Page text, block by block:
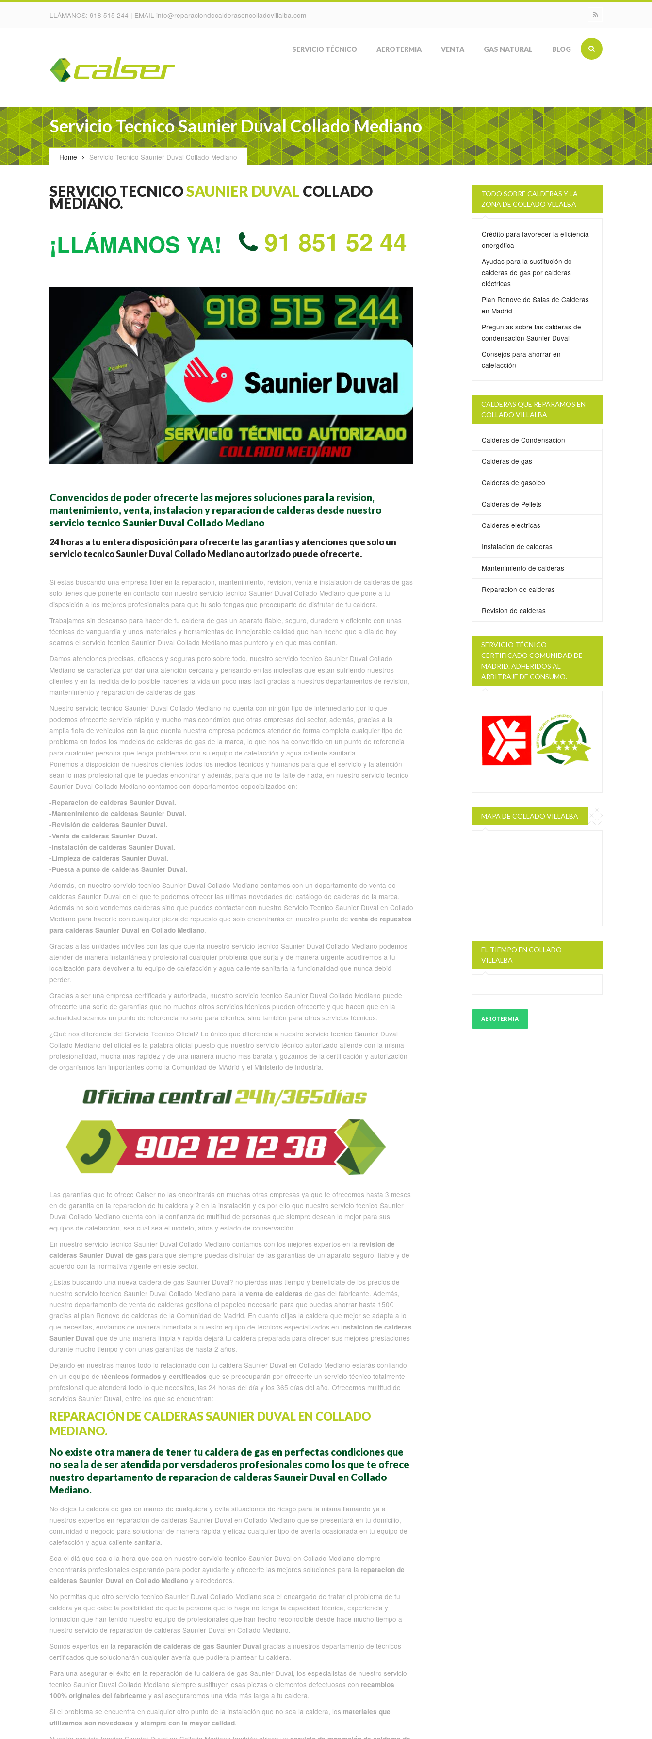
LLÁMANOS: 918 515 244 | EMAIL info@reparaciondecalderasencolladovillalba.com
SERVICIO TÉCNICO AEROTERMIA VENTA GAS NATURAL BLOG
Servicio Tecnico Saunier Duval Collado Mediano
Home Servicio Tecnico Saunier Duval Collado Mediano
SERVICIO TECNICOSAUNIER DUVAL COLLADO
MEDIANO.
¡LLÁMANOS YA! 91 851 52 44
Convencidos de poder ofrecerte las mejores soluciones para la revision,
mantenimiento, venta, instalacion y reparacion de calderas desde nuestro
servicio tecnico Saunier Duval Collado Mediano
24 horas a tu entera disposición para ofrecerte las garantias y atenciones que solo un
servicio tecnico Saunier Duval Collado Mediano autorizado puede ofrecerte.
Si estas buscando una empresa lider en la reparacion, mantenimiento, revision, venta e instalacion de calderas de gas
solo tienes que ponerte en contacto con nuestro servicio tecnico Saunier Duval Collado Mediano que pone a tu
disposición a los mejores profesionales para que tu solo tengas que preocuparte de disfrutar de tu caldera.
Trabajamos sin descanso para hacer de tu caldera de gas un aparato fiable, seguro, duradero y eficiente con unas
técnicas de vanguardia y unos materiales y herramientas de inmejorable calidad que han hecho que a día de hoy
seamos el servicio tecnico Saunier Duval Collado Mediano mas puntero y en que mas confian.
Damos atenciones precisas, eficaces y seguras pero sobre todo, nuestro servicio tecnico Saunier Duval Collado
Mediano se caracteriza por dar una atención cercana y pensando en las molestias que estan sufriendo nuestros
clientes y en la medida de lo posible hacerles la vida un poco mas facil gracias a nuestros departamentos de revision,
mantenimiento y reparacion de calderas de gas.
Nuestro servicio tecnico Saunier Duval Collado Mediano no cuenta con ningún tipo de intermediario por lo que
podemos ofrecerte servicio rápido y mucho mas económico que otras empresas del sector, además, gracias a la
amplia flota de vehiculos con la que cuenta nuestra empresa podemos atender de forma completa cualquier tipo de
problema en todos los modelos de calderas de gas de la marca, lo que nos ha convertido en un punto de referencia
para cualquier persona que tenga problemas con su equipo de calefacción y agua caliente sanitaria.
Ponemos a disposición de nuestros clientes todos los medios técnicos y humanos para que el servicio y la atención
sean lo mas profesional que te puedas encontrar y además, para que no te falte de nada, en nuestro servicio tecnico
Saunier Duval Collado Mediano contamos con departamentos especializados en:
-Reparacion de calderas Saunier Duval.
-Mantenimiento de calderas Saunier Duval.
-Revisión de calderas Saunier Duval.
-Venta de calderas Saunier Duval.
-Instalación de calderas Saunier Duval.
-Limpieza de calderas Saunier Duval.
-Puesta a punto de calderas Saunier Duval.
Además, en nuestro servicio tecnico Saunier Duval Collado Mediano contamos con un departamente de venta de
calderas Saunier Duval en el que te podemos ofrecer las últimas novedades del catálogo de calderas de la marca.
Además no solo vendemos calderas sino que puedes contactar con nuestro Servicio Tecnico Saunier Duval en Collado
Mediano para hacerte con cualquier pieza de repuesto que solo encontrarás en nuestro punto de venta de repuestos
para calderas Saunier Duval en Collado Mediano.
Gracias a las unidades móviles con las que cuenta nuestro servicio tecnico Saunier Duval Collado Mediano podemos
atender de manera instantánea y profesional cualquier problema que surja y de manera urgente acudiremos a tu
localización para devolver a tu equipo de calefacción y agua caliente sanitaria la funcionalidad que nunca debió
perder.
Gracias a ser una empresa certificada y autorizada, nuestro servicio tecnico Saunier Duval Collado Mediano puede
ofrecerte una serie de garantias que no muchos otros servicios técnicos pueden ofrecerte y que hacen que en la
actualidad seamos un punto de referencia no solo para clientes, sino también para otros servicios técnicos.
¿Qué nos diferencia del Servicio Tecnico Oficial? Lo único que diferencia a nuestro servicio tecnico Saunier Duval
Collado Mediano del oficial es la palabra oficial puesto que nuestro servicio técnico autorizado atiende con la misma
profesionalidad, mucha mas rapidez y de una manera mucho mas barata y gozamos de la certificación y autorización
de organismos tan importantes como la Comunidad de MAdrid y el Ministerio de Industria.
Las garantias que te ofrece Calser no las encontrarás en muchas otras empresas ya que te ofrecemos hasta 3 meses
en de garantia en la reparacion de tu caldera y 2 en la instalación y es por ello que nuestro servicio tecnico Saunier
Duval Collado Mediano cuenta con la confianza de multitud de personas que siempre desean lo mejor para sus
equipos de calefacción, sea cual sea el modelo, años y estado de conservación.
En nuestro servicio tecnico Saunier Duval Collado Mediano contamos con los mejores expertos en la revision de
calderas Saunier Duval de gas para que siempre puedas disfrutar de las garantias de un aparato seguro, fiable y de
acuerdo con la normativa vigente en este sector.
¿Estás buscando una nueva caldera de gas Saunier Duval? no pierdas mas tiempo y beneficiate de los precios de
nuestro servicio tecnico Saunier Duval Collado Mediano para la venta de calderas de gas del fabricante. Además,
nuestro departamento de venta de calderas gestiona el papeleo necesario para que puedas ahorrar hasta 150€
gracias al plan Renove de calderas de la Comunidad de Madrid. En cuanto elijas la caldera que mejor se adapta a lo
que necesitas, enviamos de manera inmediata a nuestro equipo de técnicos especializados en instalcion de calderas
Saunier Duval que de una manera limpia y rapida dejará tu caldera preparada para ofrecer sus mejores prestaciones
durante mucho tiempo y con unas garantias de hasta 2 años.
Dejando en nuestras manos todo lo relacionado con tu caldera Saunier Duval en Collado Mediano estarás confiando
en un equipo de técnicos formados y certificados que se preocuparán por ofrecerte un servicio técnico totalmente
profesional que atenderá todo lo que necesites, las 24 horas del día y los 365 días del año. Ofrecemos multitud de
servicios Saunier Duval, entre los que se encuentran:
REPARACIÓN DE CALDERAS SAUNIER DUVAL EN COLLADO
MEDIANO.
No existe otra manera de tener tu caldera de gas en perfectas condiciones que
no sea la de ser atendida por versdaderos profesionales como los que te ofrece
nuestro departamento de reparacion de calderas Sauneir Duval en Collado
Mediano.
No dejes tu caldera de gas en manos de cualquiera y evita situaciones de riesgo para la misma llamando ya a
nuestros expertos en reparacion de calderas Saunier Duval en Collado Mediano que se presentará en tu domicilio,
comunidad o negocio para solucionar de manera rápida y eficaz cualquier tipo de avería ocasionada en tu equipo de
calefacción y agua caliente sanitaria.
Sea el diá que sea o la hora que sea en nuestro servicio tecnico Saunier Duval en Collado Mediano siempre
encontrarás profesionales esperando para poder ayudarte y ofrecerte las mejores soluciones para la reparacion de
calderas Saunier Duval en Collado Mediano y alrededores.
No permitas que otro servicio tecnico Saunier Duval Collado Mediano sea el encargado de tratar el problema de tu
caldera ya que cabe la posibilidad de que la persona que lo haga no tenga la capacidad técnica, experiencia y
formacion que han tenido nuestro equipo de profesionales que han hecho reconocible desde hace mucho tiempo a
nuestro servicio de reparacion de calderas Saunier Duval en Collado Mediano.
Somos expertos en la reparación de calderas de gas Saunier Duval gracias a nuestros departamento de técnicos
certificados que solucionarán cualquier avería que pudiera plantear tu caldera.
Para una asegurar el éxito en la reparación de tu caldera de gas Saunier Duval, los especialistas de nuestro servicio
tecnico Saunier Duval Collado Mediano siempre sustituyen esas piezas o elementos defectuosos con recambios
100% originales del fabricante y así aseguraremos una vida más larga a tu caldera.
Si el problema se encuentra en cualquier otro punto de la instalación que no sea la caldera, los materiales que
utilizamos son novedosos y siempre con la mayor calidad.
TODO SOBRE CALDERAS Y LA
ZONA DE COLLADO VLLALBA
Crédito para favorecer la eficiencia
energética
Ayudas para la sustitución de
calderas de gas por calderas
eléctricas
Plan Renove de Salas de Calderas
en Madrid
Preguntas sobre las calderas de
condensación Saunier Duval
Consejos para ahorrar en
calefacción
CALDERAS QUE REPARAMOS EN
COLLADO VILLALBA
Calderas de Condensacion
Calderas de gas
Calderas de gasoleo
Calderas de Pellets
Calderas electricas
Instalacion de calderas
Mantenimiento de calderas
Reparacion de calderas
Revision de calderas
SERVICIO TÉCNICO
CERTIFICADO COMUNIDAD DE
MADRID. ADHERIDOS AL
ARBITRAJE DE CONSUMO.
MAPA DE COLLADO VILLALBA
EL TIEMPO EN COLLADO
VILLALBA
AEROTERMIA